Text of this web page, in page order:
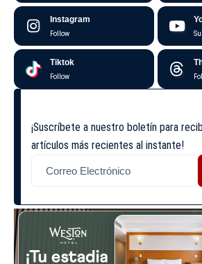
Instagram
Follow
Tiktok
Follow
¡Suscríbete a nuestro boletín para
artículos más recientes al instante!